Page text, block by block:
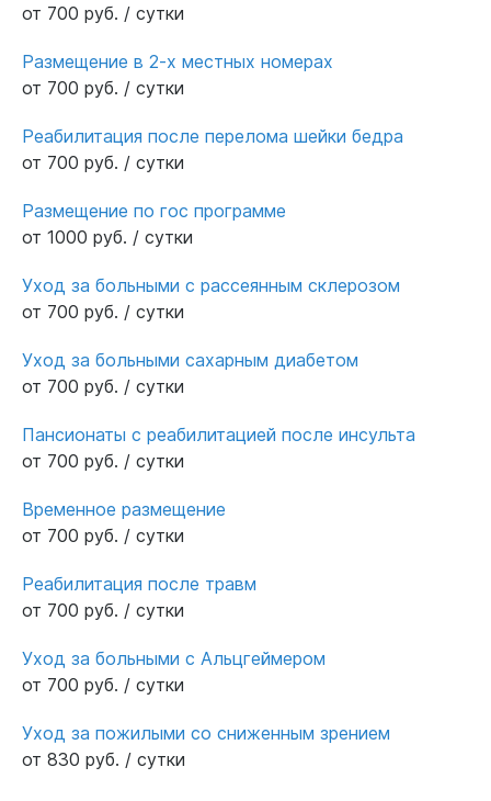
от 700 руб. / сутки
Размещение в 2-х местных номерах
от 700 руб. / сутки
Реабилитация после перелома шейки бедра
от 700 руб. / сутки
Размещение по гос программе
от 1000 руб. / сутки
Уход за больными с рассеянным склерозом
от 700 руб. / сутки
Уход за больными сахарным диабетом
от 700 руб. / сутки
Пансионаты с реабилитацией после инсульта
от 700 руб. / сутки
Временное размещение
от 700 руб. / сутки
Реабилитация после травм
от 700 руб. / сутки
Уход за больными с Альцгеймером
от 700 руб. / сутки
Уход за пожилыми со сниженным зрением
от 830 руб. / сутки